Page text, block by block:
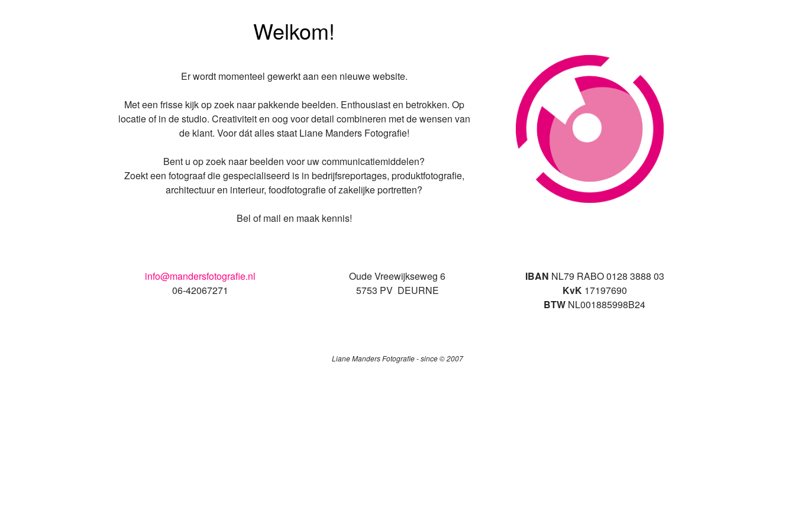
Welkom!
Er wordt momenteel gewerkt aan een nieuwe website.
Met een frisse kijk op zoek naar pakkende beelden. Enthousiast en betrokken. Op
locatie of in de studio. Creativiteit en oog voor detail combineren met de wensen van
de klant. Voor dát alles staat Liane Manders Fotografie!
Bent u op zoek naar beelden voor uw communicatiemiddelen?
Zoekt een fotograaf die gespecialiseerd is in bedrijfsreportages, produktfotografie,
architectuur en interieur, foodfotografie of zakelijke portretten?
Bel of mail en maak kennis!
info@mandersfotografie.nl
06-42067271
Oude Vreewijkseweg 6
5753 PV DEURNE
IBAN NL79 RABO 0128 3888 03
KvK 17197690
BTW NL001885998B24
Liane Manders Fotografie - since © 2007